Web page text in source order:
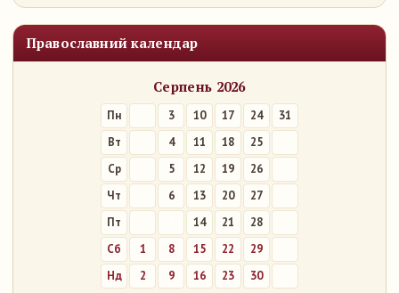
Православний календар
Серпень 2026
Пн 3 10 17 24
31
Вт
4 11 18
25
Ср
5 12 19
26
Чт
6 13 20
27
Пт
14 21
28
Сб
1 8 15 22
29
Нд
2 9 16 23 30